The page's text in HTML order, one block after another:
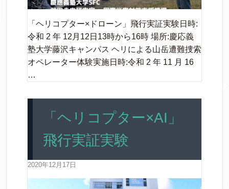
「ヘリコプター×ドローン」飛行実証実験日時:
令和 2 年 12月12日13時から16時 場所:慶応義
塾大学藤沢キャンパス ヘリによる山岳遭難捜索
オペレーター体験実施日時:令和 2 年 11 月 16
…
「ヘリコプター×AI」
飛行実証実験
2020年12月17日